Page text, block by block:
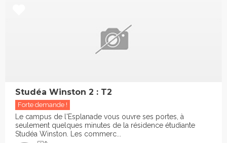
Studéa Winston 2 : T2
Forte demande !
Le campus de l'Esplanade vous ouvre ses portes, à
seulement quelques minutes de la résidence étudiante
Studéa Winston. Les commerc...